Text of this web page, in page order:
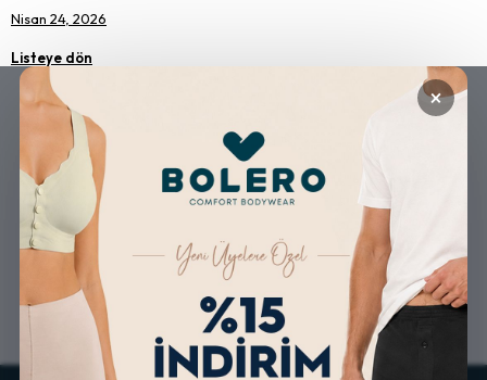
Nisan 24, 2026
Listeye dön
ÜCRETSİZ KARGO GÜVENLİ ALIŞVERİŞ
KOLAY İADE & DEĞİŞİM
ALTERNATİF ÖDEME
İMKANLARI
×